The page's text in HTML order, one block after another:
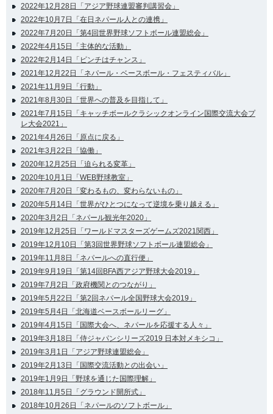
2022年12月28日「アジア野球連盟審判講習会」
2022年10月7日「在日ネパール人との連携」
2022年7月20日「第4回世界野球ソフトボール連盟総会」
2022年4月15日「主体的な活動」
2022年2月14日「ピンチはチャンス」
2021年12月22日「ネパール・ベースボール・フェスティバル」
2021年11月9日「行動」
2021年8月30日「世界への普及を目指して」
2021年7月15日「キャッチボールクラシックオンライン国際交流大会プ
レ大会2021」
2021年4月26日「原点に戻る」
2021年3月22日「協働」
2020年12月25日「迫られる変革」
2020年10月1日「WEB野球教室」
2020年7月20日「変わるもの、変わらないもの」
2020年5月14日「世界がひとつになって逆境を乗り越える」
2020年3月2日「ネパール観光年2020」
2019年12月25日「ワールドマスターズゲームズ2021関西」
2019年12月10日「第3回世界野球ソフトボール連盟総会」
2019年11月8日「ネパールへの直行便」
2019年9月19日「第14回BFA西アジア野球大会2019」
2019年7月2日「政府機関とのつながり」
2019年5月22日「第2回ネパール全国野球大会2019」
2019年5月4日「北海道ベースボールリーグ」
2019年4月15日「国際大会へ、ネパールを応援する人々」
2019年3月18日「侍ジャパンシリーズ2019 日本対メキシコ」
2019年3月1日「アジア野球連盟総会」
2019年2月13日「国際交流活動との出会い」
2019年1月9日「野球を通じた国際理解」
2018年11月5日「グラウンド開所式」
2018年10月26日「ネパールのソフトボール」